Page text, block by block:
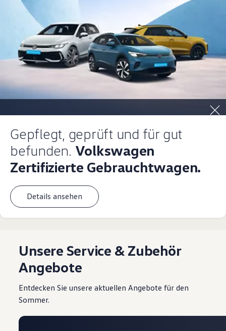
Gepflegt, geprüft und für gut
befunden. Volkswagen
Zertifizierte Gebrauchtwagen.
Details ansehen
Unsere Service & Zubehör
Angebote
Entdecken Sie unsere aktuellen Angebote für den
Sommer.